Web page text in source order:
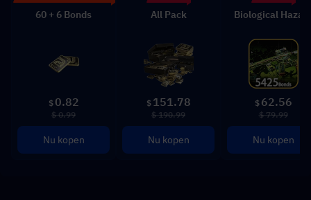
60 + 6 Bonds
$ 0.82
$ 0.99
Nu kopen
All Pack
$ 151.78
$ 190.99
Nu kopen
Biological
$ 62.56
$ 79.99
Nu kopen